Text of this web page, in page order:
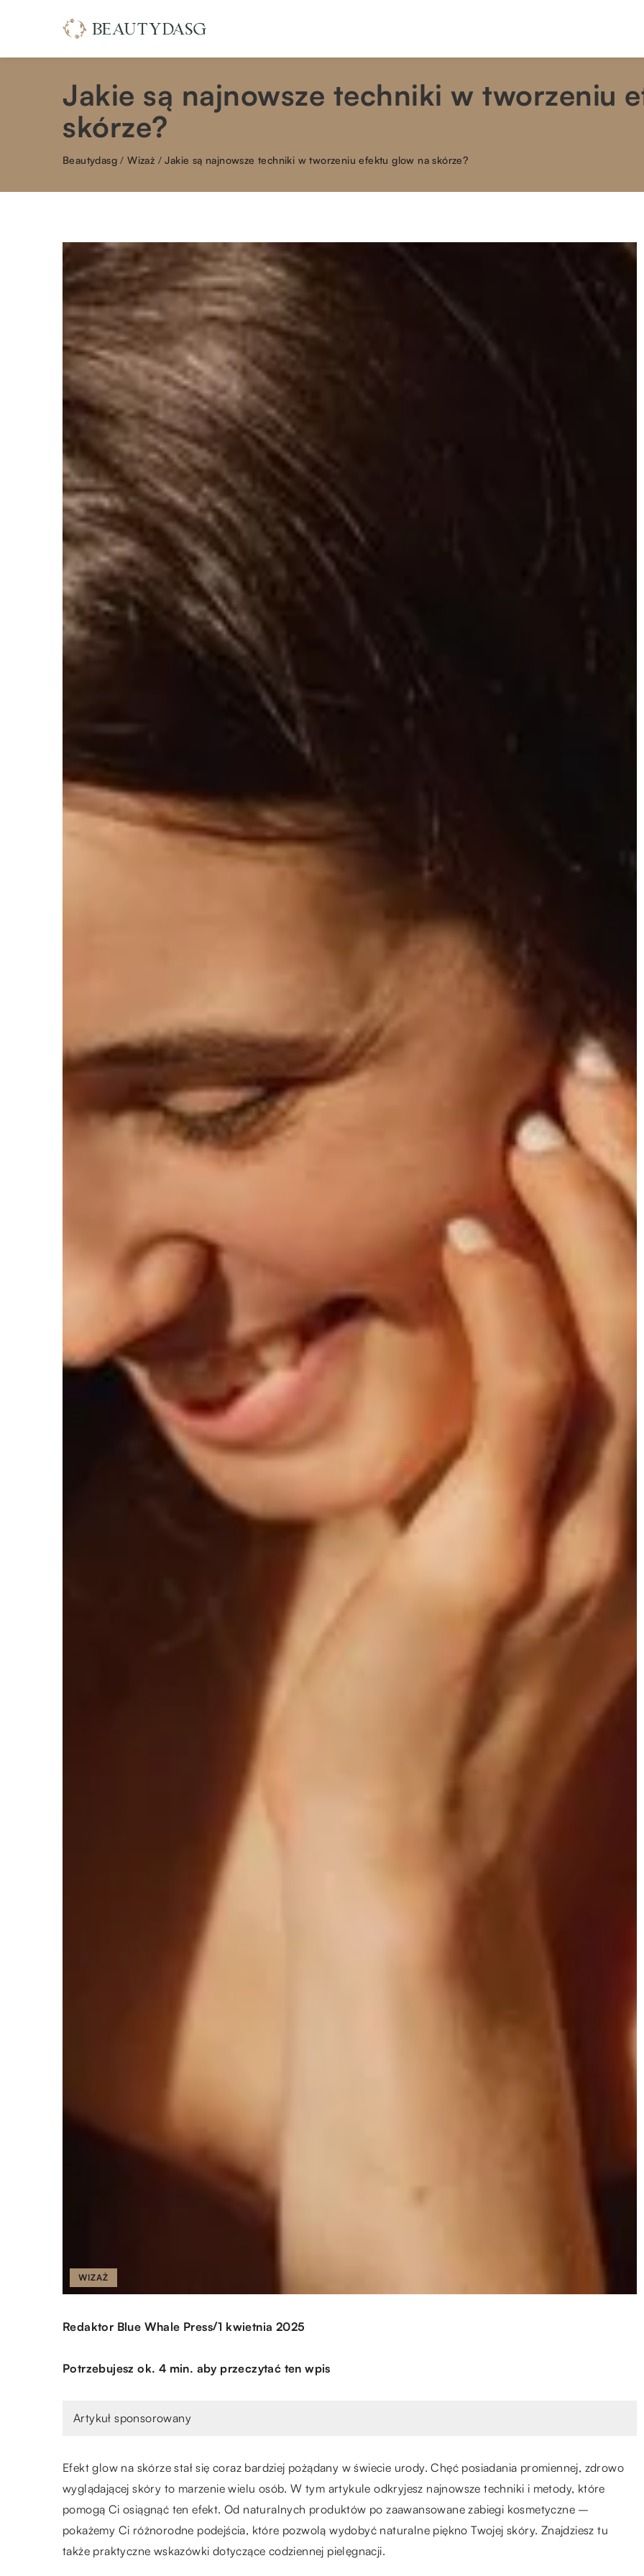
Jakie są najnowsze techniki w tworzeniu
skórze?
Beautydasg /Wizaż /Jakie są najnowsze techniki w tworzeniu efektu glow na skórze?
WIZAŻ
Redaktor Blue Whale Press/1 kwietnia 2025
Potrzebujesz ok. 4 min. aby przeczytać ten wpis
Artykuł sponsorowany
Efekt glow na skórze stał się coraz bardziej pożądany w świecie urody. Chęć posiadania promiennej, zdrowo
wyglądającej skóry to marzenie wielu osób. W tym artykule odkryjesz najnowsze techniki i metody, które
pomogą Ci osiągnąć ten efekt. Od naturalnych produktów po zaawansowane zabiegi kosmetyczne –
pokażemy Ci różnorodne podejścia, które pozwolą wydobyć naturalne piękno Twojej skóry. Znajdziesz tu
także praktyczne wskazówki dotyczące codziennej pielęgnacji.